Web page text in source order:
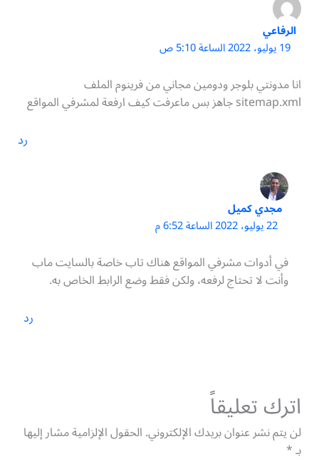
الرفاعي
19 يوليو، 2022 الساعة 5:10 ص
انا مدونتي بلوجر ودومين مجاني من فرينوم الملف
sitemap.xml جاهز بس ماعرفت كيف ارفعة لمشرفي المواقع
رد
مجدي كميل
22 يوليو، 2022 الساعة 6:52 م
في أدوات مشرفي المواقع هناك تاب خاصة بالسايت ماب
وأنت لا تحتاج لرفعه، ولكن فقط وضع الرابط الخاص به.
رد
اترك تعليقاً
لن يتم نشر عنوان بريدك الإلكتروني.الحقول الإلزامية مشار إليها
بـ*